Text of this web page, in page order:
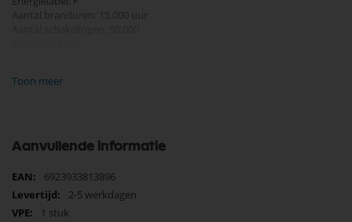
Aantal branduren: 15.000 uur
Hoogte 85 mm
Toon meer
Aanvullende informatie
Meer
informatie
6923933813896
2-5 werkdagen
1 stuk